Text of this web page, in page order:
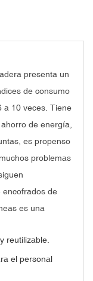
presenta un
de consumo
a 10 veces. Tiene
de energía,
es propenso
problemas
encofrados de
es una
reutilizable.
el personal